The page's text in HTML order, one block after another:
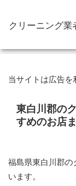
クリーニング
当サイトは広告を
東白川郡の
すめのお店
福島県東白川郡の
います。